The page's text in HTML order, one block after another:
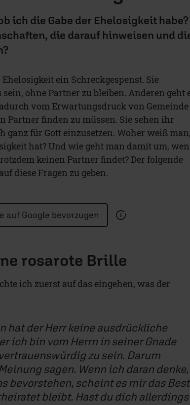
ich die Gabe der Ehelosigkeit habe?
die darauf hinweisen und
ein Schreckgespenst. Sie
ohne Partner zu bleiben. Anderen geht
vom Erwartungsdruck von Gemeinde
Partner finden zu müssen. Sie sehen ihr
ganz für Gott einzusetzen. Woher weiß
hat? Und wie geht man damit um,
keinen Partner findet? Der folgende
diese Fragen zu geben.
auf Google bevorzugen
rosarote Brille
ich zuerst auf das eingehen, was der
hat der Herr keine ausdrückliche
ich bin vom Herrn in seiner Gnade
zu sein. Darum
sagen. Wenn ich daran denke,
bevorstehen, scheint es mir das
bleibt. Hast du dich allerdings